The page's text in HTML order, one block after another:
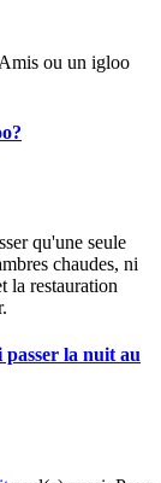
ou un igloo
qu'une seule
chaudes, ni
la restauration
passer la nuit au